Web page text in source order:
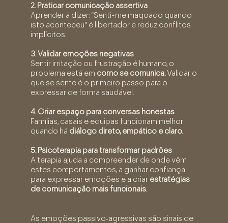
2. Praticar comunicação assertiva
Aprender a dizer: “Senti-me magoado quando
isto aconteceu” é libertador e reduz conflitos
implícitos.
3. Validar emoções negativas
Sentir irritação ou frustração é humano, o
problema está em como se comunica.Validar o
que se sente é o primeiro passo para o
expressar de forma saudável.
4. Criar espaço para conversas honestas
Famílias, casais e equipas funcionam melhor
quando há diálogo direto, empático e claro.
5. Psicoterapia para transformar padrões
A terapia ajuda a compreender de onde vêm
estes comportamentos, a ganhar confiança
para expressar emoções e a criar estratégias
de comunicação mais funcionais.
As emoções passivo‑agressivas são sinais de